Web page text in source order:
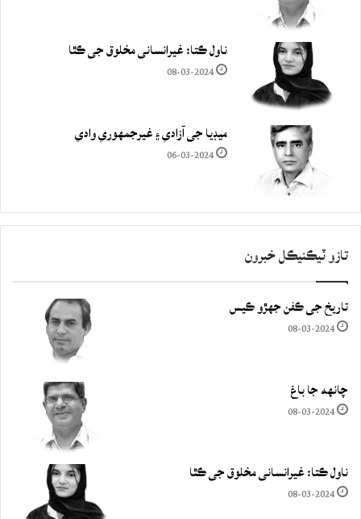
ناول ڪتا: غيرانساني مخلوق جي ڪٿا
08-03-2024
ميڊيا جي آزادي ۽ غيرجمھوري وادي
06-03-2024
تازو ٽيڪنيڪل خبرون
تاريخ جي ڪفن جھڙو ڪيس
08-03-2024
چانهه جا باغ
08-03-2024
ناول ڪتا: غيرانساني مخلوق جي ڪٿا
08-03-2024